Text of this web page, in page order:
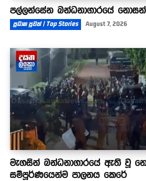
පල්ලන්සේන බන්ධනාගාරයේ
ප්‍රධාන පුවත් | Top Stories August 7, 2026
මැගසින් බන්ධනාගාරයේ ඇති වූ
සම්පූර්ණයෙන්ම පාලනය කෙරේ